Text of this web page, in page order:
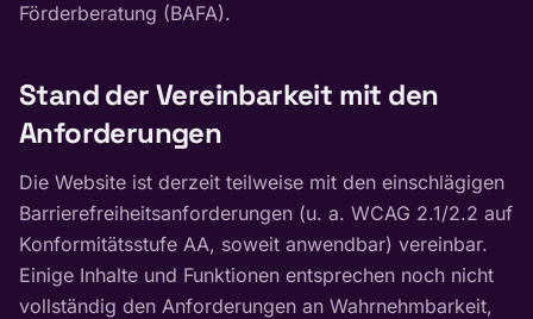
Förderberatung (BAFA).
Stand der Vereinbarkeit mit den
Anforderungen
Die Website ist derzeit teilweise mit den einschlägigen
Barrierefreiheitsanforderungen (u. a. WCAG 2.1/2.2 auf
Konformitätsstufe AA, soweit anwendbar) vereinbar.
Einige Inhalte und Funktionen entsprechen noch nicht
vollständig den Anforderungen an Wahrnehmbarkeit,